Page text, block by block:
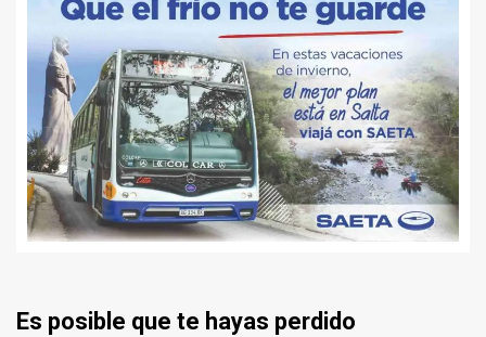
Es posible que te hayas perdido